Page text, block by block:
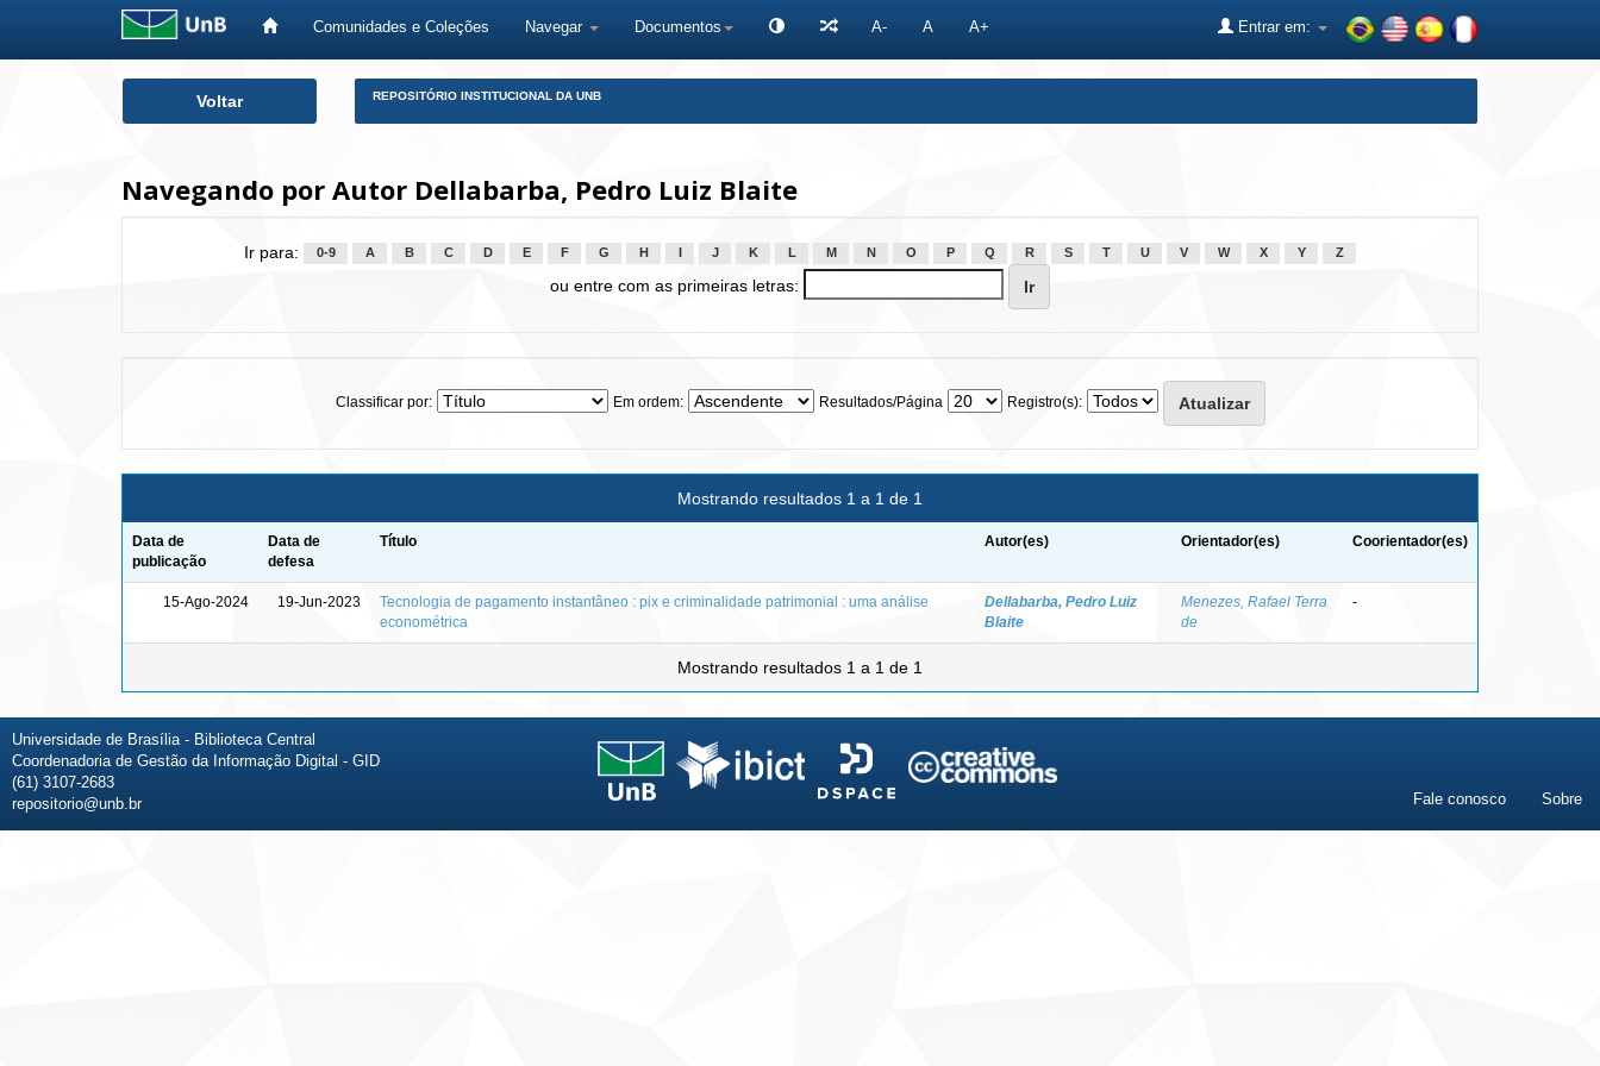
Comunidades e Coleções Navegar Documentos A- A A+ Entrar em:
Voltar REPOSITÓRIO INSTITUCIONAL DA UNB
Navegando por Autor Dellabarba, Pedro Luiz Blaite
Ir para: 0-9 A B C D E F G H J K L M N O P Q R S T U V W X Y Z
ou entre com as primeiras letras:
Classificar por: Em ordem: Resultados/Página Registro(s):
Mostrando resultados 1 a 1 de 1
Data de
publicação
Data de
defesa
Título Autor(es) Orientador(es) Coorientador(es)
15-Ago-2024 19-Jun-2023
Tecnologia de pagamento instantâneo : pix e criminalidade patrimonial : uma análise
econométrica
Dellabarba, Pedro Luiz
Blaite
Menezes, Rafael Terra
de
-
Mostrando resultados 1 a 1 de 1
Universidade de Brasília - Biblioteca Central
Coordenadoria de Gestão da Informação Digital - GID
(61) 3107-2683
repositorio@unb.br
Fale conosco Sobre